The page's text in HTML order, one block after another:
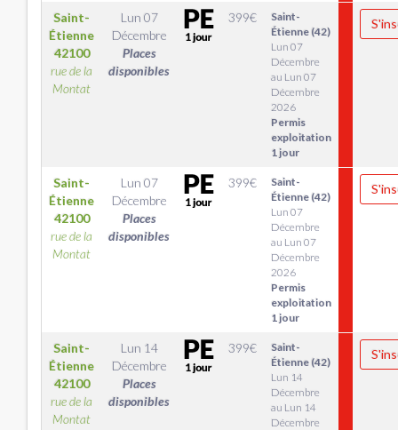
Saint-
Étienne
42100
rue de la
Montat
Lun 07
Décembre
Places
disponibles
399€
Saint-
Étienne (42)
Lun 07
Décembre
au Lun 07
Décembre
2026
Permis
exploitation
1 jour
Saint-
Étienne
42100
rue de la
Montat
Lun 07
Décembre
Places
disponibles
399€
Saint-
Étienne (42)
Lun 07
Décembre
au Lun 07
Décembre
2026
Permis
exploitation
1 jour
Saint-
Étienne
42100
rue de la
Montat
Lun 14
Décembre
Places
disponibles
399€
Saint-
Étienne (42)
Lun 14
Décembre
au Lun 14
Décembre